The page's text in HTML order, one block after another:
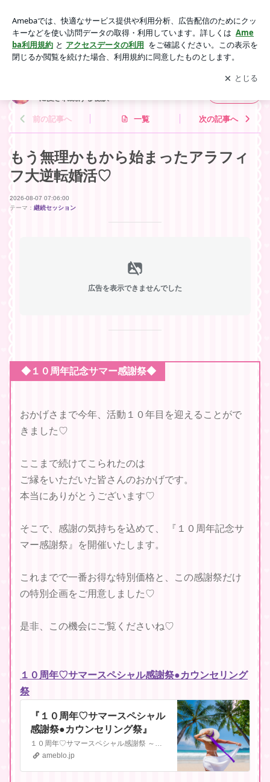
しい恋愛から解放され、彼から一番に愛され続ける秘訣
アプリをダウンロードして ブログの更新通知
を受け取りまし
ょう。
開く
に愛され続ける秘訣
前の記事へ 一覧 次の記事へ
もう無理かもから始まったアラフィ
フ大逆転婚活♡
2026-08-07 07:06:00
テーマ： 継続セッション
広告を表示できませんでした
◆１０周年記念サマー感謝祭◆
おかげさまで今年、活動１０年目を迎えることがで
きました♡
ここまで続けてこられたのは
ご縁をいただいた皆さんのおかげです。
本当にありがとうございます♡
そこで、感謝の気持ちを込めて、 『１０周年記念サ
マー感謝祭』を開催いたします。
これまでで一番お得な特別価格と、この感謝祭だけ
の特別企画をご用意しました♡
是非、この機会にご覧くださいね♡
１０周年♡サマースペシャル感謝祭●カウンセリング
祭
『１０周年♡サマースペシャル
感謝祭●カウンセリング祭』
１０周年♡サマースペシャル感謝祭 ～１０年間の感謝を込めた特別企画〜●カウンセリング祭●今年、自分を変える一年に一度のビッグチャンス到来！いつもよりグッとお得…
ameblo.jp